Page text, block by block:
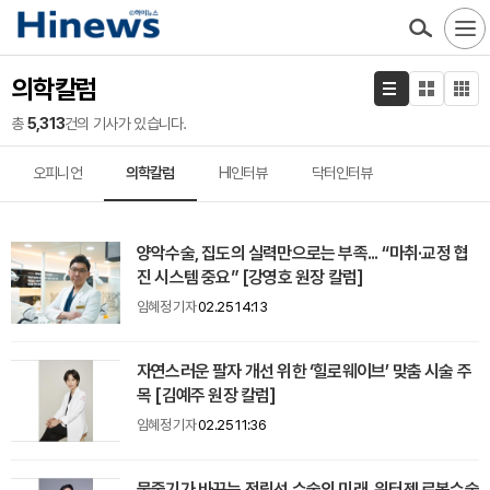
의학칼럼
총5,313건의 기사가 있습니다.
오피니언 의학칼럼 HI인터뷰 닥터인터뷰
양악수술, 집도의 실력만으로는 부족... “마취·교정 협
진 시스템 중요” [강영호 원장 칼럼]
임혜정 기자02.25 14:13
자연스러운 팔자 개선 위한 ‘힐로웨이브’ 맞춤 시술 주
목 [김예주 원장 칼럼]
임혜정 기자02.25 11:36